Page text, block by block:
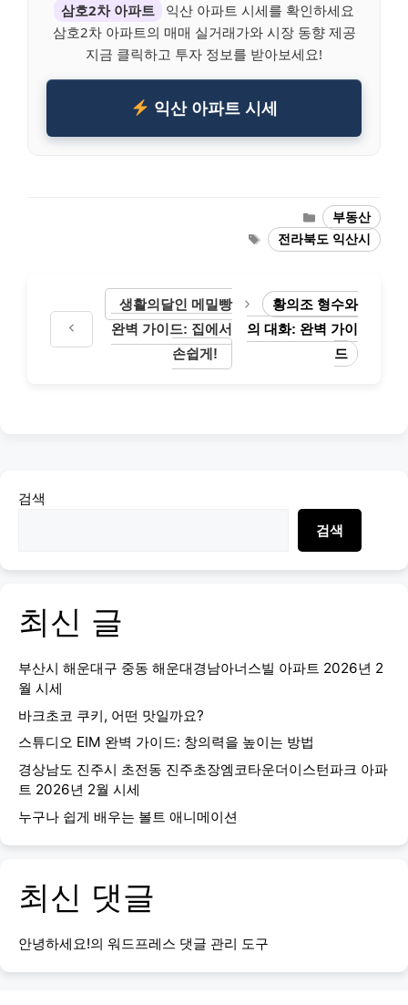
삼호2차 아파트
익산 아파트 시세를 확인하세요
삼호2차 아파트의 매매 실거래가와 시장 동향 제공
지금 클릭하고 투자 정보를 받아보세요!
익산 아파트 시세
Categories
부동산
Tags전라북도 익산시
생활의달인 메밀빵
완벽 가이드: 집에서
손쉽게!
황의조 형수와
의 대화: 완벽 가이
드
검색
검색
최신 글
부산시 해운대구 중동 해운대경남아너스빌 아파트 2026년 2
월 시세
바크초코 쿠키, 어떤 맛일까요?
스튜디오 EIM 완벽 가이드: 창의력을 높이는 방법
경상남도 진주시 초전동 진주초장엠코타운더이스턴파크 아파
트 2026년 2월 시세
누구나 쉽게 배우는 볼트 애니메이션
최신 댓글
안녕하세요!의 워드프레스 댓글 관리 도구